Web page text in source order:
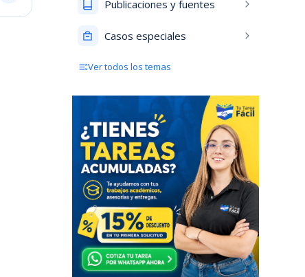
Publicaciones y fuentes
Casos especiales
Ver todos los temas